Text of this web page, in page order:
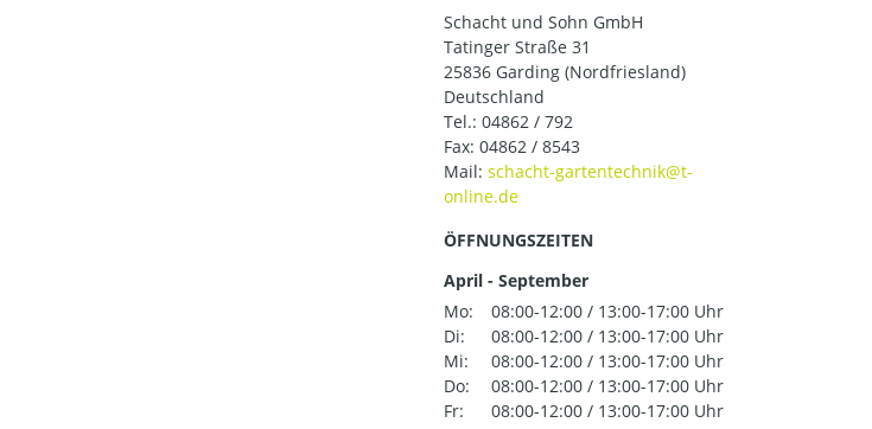
Schacht und Sohn GmbH
Tatinger Straße 31
25836 Garding (Nordfriesland)
Deutschland
Tel.: 04862 / 792
Fax: 04862 / 8543
Mail:
ÖFFNUNGSZEITEN
April - September
Mo:
08:00-12:00 / 13:00-17:00 Uhr
Di:
08:00-12:00 / 13:00-17:00 Uhr
Mi:
08:00-12:00 / 13:00-17:00 Uhr
Do:
08:00-12:00 / 13:00-17:00 Uhr
Fr:
08:00-12:00 / 13:00-17:00 Uhr